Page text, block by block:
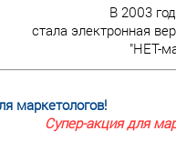
В 2003
стала электронная
"НЕТ-
маркетологов!
Супер-акция для